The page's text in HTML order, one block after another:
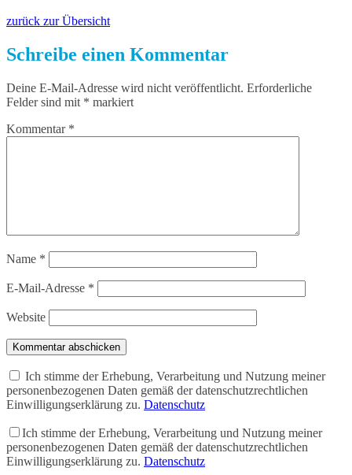
zurück zur Übersicht
Schreibe einen Kommentar
Deine E-Mail-Adresse wird nicht veröffentlicht. Erforderliche
Felder sind mit * markiert
Kommentar *
Name *
E-Mail-Adresse *
Website
Kommentar abschicken
Ich stimme der Erhebung, Verarbeitung und Nutzung meiner
personenbezogenen Daten gemäß der datenschutzrechtlichen
Einwilligungserklärung zu. Datenschutz
Ich stimme der Erhebung, Verarbeitung und Nutzung meiner
personenbezogenen Daten gemäß der datenschutzrechtlichen
Einwilligungserklärung zu. Datenschutz